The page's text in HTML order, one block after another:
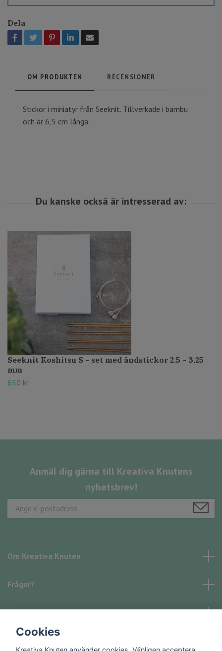
Dela
OM PRODUKTEN RECENSIONER
Stickor i miniatyr från Seeknit. Tillverkade i bambu
och är 6,5 cm långa.
Seeknit Koshitsu S - set med ändstickor 2.5 - 3.25
mm
650 kr
Anmäl dig gärna till Kreativa Knutens
nyhetsbrev!
Om Kreativa Knuten
Frågor?
Läs mer
Cookies